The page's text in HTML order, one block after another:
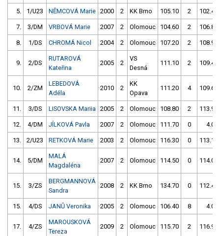
5. 1/U23 NĚMCOVÁ Marie 2000 2 KK Brno 105.10 2 102.40
7. 3/DM VRBOVÁ Marie 2007 2 Olomouc 104.60 2 106.80
8. 1/DS CHROMÁ Nicol 2004 2 Olomouc 107.20 2 108.90
9. 2/DS
RUTAROVÁ
Kateřina
2005 2
VS
Desná
111.10 2 109.40
10. 2/ZM
LEBEDOVÁ
Adéla
2010 2
KK
Opava
111.20 4 109.60
11. 3/DS LISOVSKA Mariia 2005 2 Olomouc 108.80 2 113.90
12. 4/DM JÍLKOVÁ Pavla 2007 2 Olomouc 111.70 0 4.00
13. 2/U23 RETKOVÁ Marie 2003 2 Olomouc 116.30 0 113.10
14. 5/DM
MALÁ
Magdaléna
2007 2 Olomouc 114.50 0 114.00
15. 3/ZS
BERGMANNOVÁ
Sandra
2008 2 KK Brno 134.70 0 112.40
15. 4/DS JANŮ Veronika 2005 2 Olomouc 106.40 8 4.00
17. 4/ZS
MAROUSKOVÁ
Tereza
2009 2 Olomouc 115.70 2 116.90